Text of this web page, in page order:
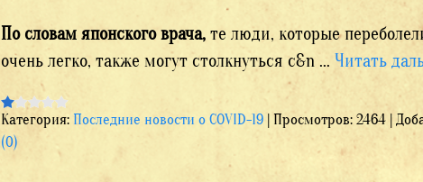
По словам японского врача, те люди, которые
очень легко, также могут столкнуться с&n ... Читать
Категория: Последние новости о COVID-19 | Просмотров: 2464 |
(0)